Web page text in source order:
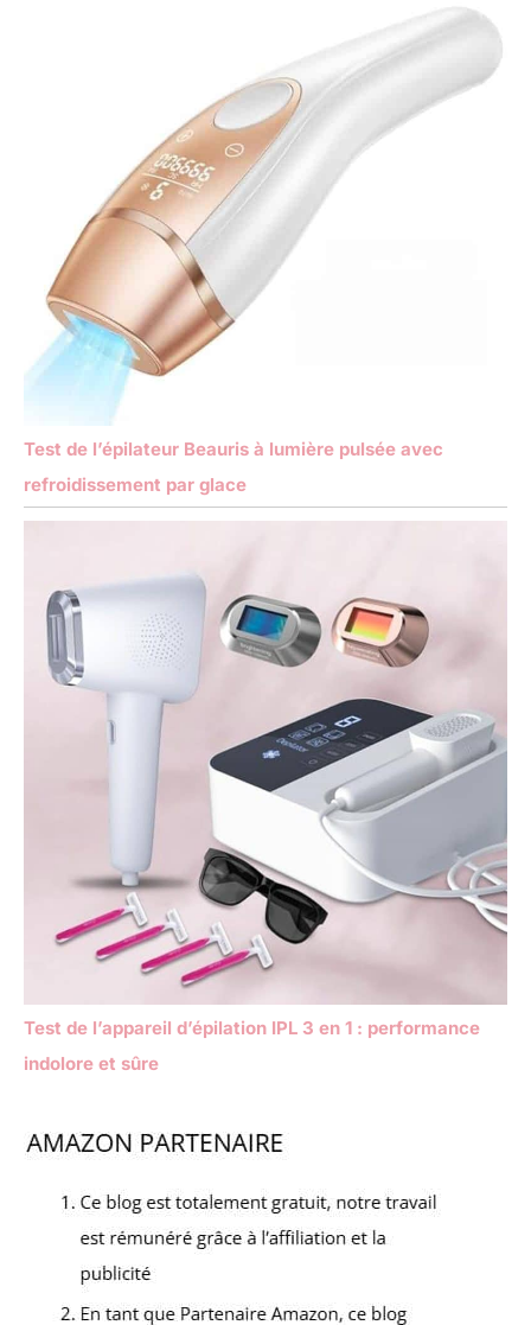
Test de l’épilateur Beauris à lumière pulsée avec
refroidissement par glace
Test de l’appareil d’épilation IPL 3 en 1 : performance
indolore et sûre